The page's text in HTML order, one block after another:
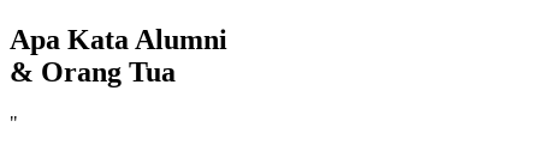
Apa Kata Alumni
& Orang Tua
"